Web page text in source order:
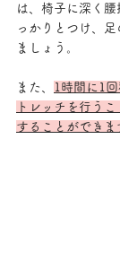
は、椅子に深く腰
っかりとつけ、足
ましょう。
また、
1時間に1
トレッチを行う
することができま